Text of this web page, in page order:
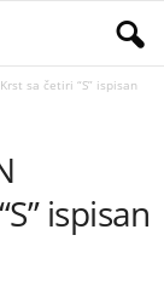
Krst sa četiri “S” ispisan
ispisan